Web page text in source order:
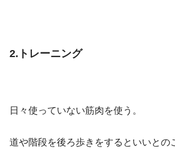
2.トレーニング
日々使っていない筋肉を使う。
道や階段を後ろ歩きをするといいとの